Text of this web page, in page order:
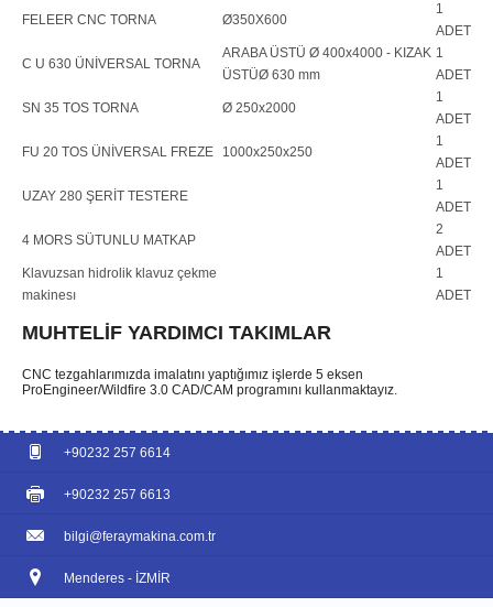
FELEER CNC TORNA Ø350X600
1
ADET
C U 630 ÜNİVERSAL TORNA
ARABA ÜSTÜ Ø 400x4000 - KIZAK
ÜSTÜØ 630 mm
1
ADET
SN 35 TOS TORNA Ø 250x2000
1
ADET
FU 20 TOS ÜNİVERSAL FREZE 1000x250x250
1
ADET
UZAY 280 ŞERİT TESTERE
1
ADET
4 MORS SÜTUNLU MATKAP
2
ADET
Klavuzsan hidrolik klavuz çekme
makinesı
1
ADET
MUHTELİF YARDIMCI TAKIMLAR
CNC tezgahlarımızda imalatını yaptığımız işlerde 5 eksen
ProEngineer/Wildfire 3.0 CAD/CAM programını kullanmaktayız.
+90232 257 6614
+90232 257 6613
bilgi@feraymakina.com.tr
Menderes - İZMİR